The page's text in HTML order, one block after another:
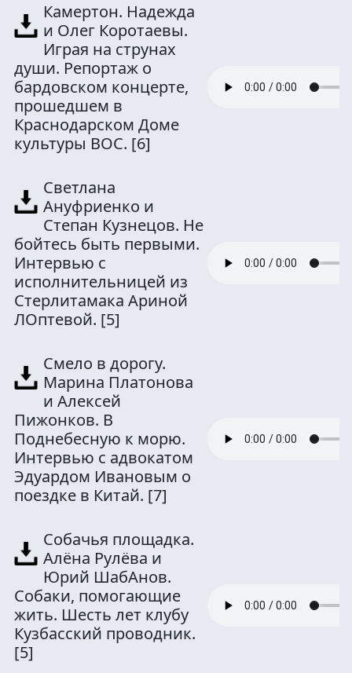
Камертон. Надежда
и Олег Коротаевы.
Играя на струнах
души. Репортаж о
бардовском концерте,
прошедшем в
Краснодарском Доме
культуры ВОС. [6]
Светлана
Ануфриенко и
Степан Кузнецов. Не
бойтесь быть первыми.
Интервью с
исполнительницей из
Стерлитамака Ариной
ЛОптевой. [5]
Смело в дорогу.
Марина Платонова
и Алексей
Пижонков. В
Поднебесную к морю.
Интервью с адвокатом
Эдуардом Ивановым о
поездке в Китай. [7]
Собачья площадка.
Алёна Рулёва и
Юрий ШабАнов.
Собаки, помогающие
жить. Шесть лет клубу
Кузбасский проводник.
[5]